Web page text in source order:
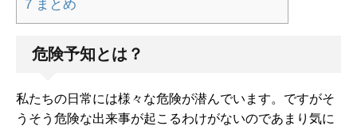
7 まとめ
危険予知とは？
私たちの日常には様々な危険が潜んでいます。ですがそ
うそう危険な出来事が起こるわけがないのであまり気に